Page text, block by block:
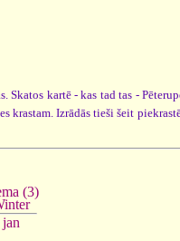
Skatos kartē - kas tad tas -
Izrādās tieši šeit
(3)
jan